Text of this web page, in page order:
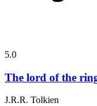
5.0
The lord of the
J.R.R. Tolkien